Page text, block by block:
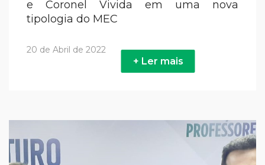
e Coronel Vivida em uma nova
tipologia do MEC
20 de Abril de 2022
+ Ler mais